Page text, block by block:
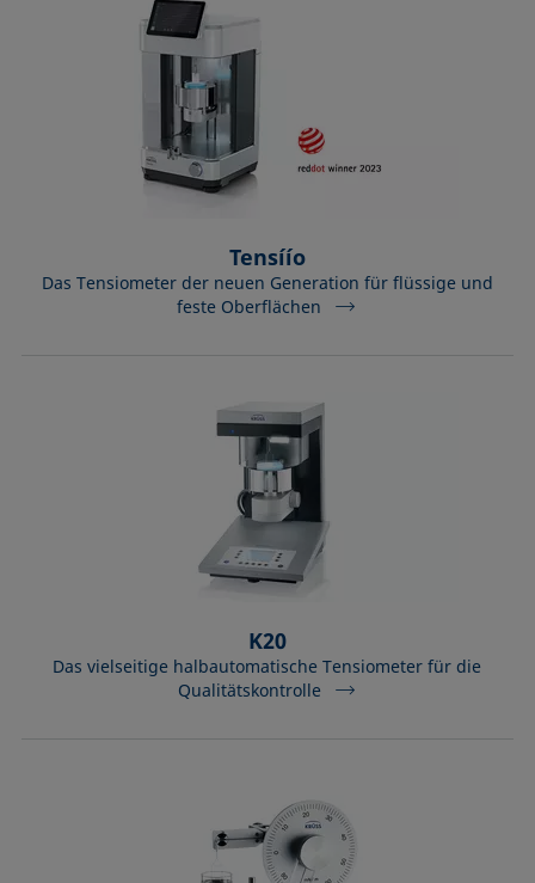
Tensíío
Das Tensiometer der neuen Generation für flüssige und
feste Oberflächen
K20
Das vielseitige halbautomatische Tensiometer für die
Qualitätskontrolle